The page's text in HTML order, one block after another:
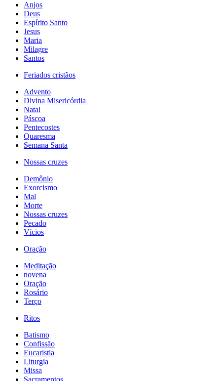
Anjos
Deus
Espírito Santo
Jesus
Maria
Milagre
Santos
Feriados cristãos
Advento
Divina Misericórdia
Natal
Páscoa
Pentecostes
Quaresma
Semana Santa
Nossas cruzes
Demônio
Exorcismo
Mal
Morte
Nossas cruzes
Pecado
Vícios
Oração
Meditação
novena
Oração
Rosário
Terço
Ritos
Batismo
Confissão
Eucaristia
Liturgia
Missa
Sacramentos